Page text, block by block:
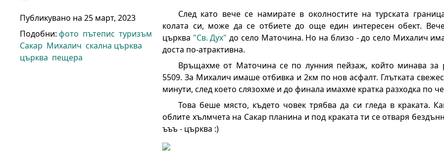
Публикувано на 25 март, 2023
Подобни: фото пътепис туризъм
Сакар Михалич скална църква
църква пещера
След като вече се намирате в околностите на турската
колата си, може да се отбиете до още един интересен обект. Вече
църква "Св. Дух" до село Маточина. Но на близо - до село Михалич
доста по-атрактивна.
Връщахме от Маточина се по лунния пейзаж, който минава за
5509. За Михалич имаше отбивка и 2км по нов асфалт. Глътката
минути, след което слязохме и до финала имахме кратка разходка по
Това беше място, където човек трябва да си гледа в краката.
облите хълмчета на Сакар планина и под краката ти се отваря
ъъъ - църква :)